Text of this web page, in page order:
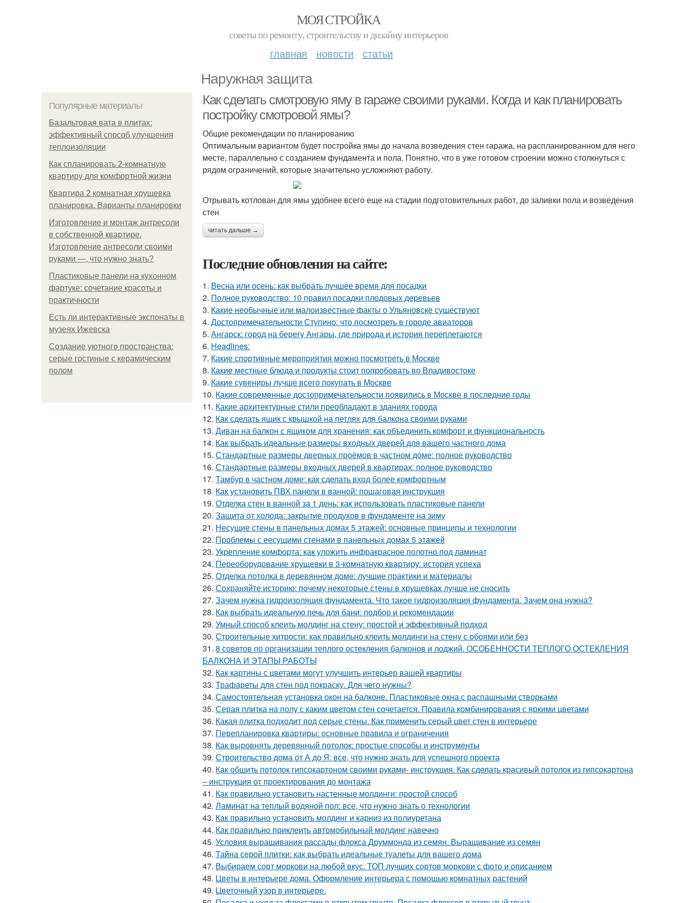
МОЯ СТРОЙКА
советы по ремонту, строительству и дизайну интерьеров
главная новости статьи
Наружная защита
Популярные материалы
Базальтовая вата в плитах:
эффективный способ улучшения
теплоизоляции
Как спланировать 2-комнатную
квартиру для комфортной жизни
Квартира 2 комнатная хрущевка
планировка. Варианты планировки
Изготовление и монтаж антресоли
в собственной квартире.
Изготовление антресоли своими
руками —, что нужно знать?
Пластиковые панели на кухонном
фартуке: сочетание красоты и
практичности
Есть ли интерактивные экспонаты в
музеях Ижевска
Создание уютного пространства:
серые гостиные с керамическим
полом
Как сделать смотровую яму в гараже своими руками. Когда и как планировать
постройку смотровой ямы?
Общие рекомендации по планированию
Оптимальным вариантом будет постройка ямы до начала возведения стен гаража, на распланированном для него
месте, параллельно с созданием фундамента и пола. Понятно, что в уже готовом строении можно столкнуться с
рядом ограничений, которые значительно усложняют работу.
Отрывать котлован для ямы удобнее всего еще на стадии подготовительных работ, до заливки пола и возведения
стен
читать дальше →
Последние обновления на сайте:
1. Весна или осень: как выбрать лучшее время для посадки
2. Полное руководство: 10 правил посадки плодовых деревьев
3. Какие необычные или малоизвестные факты о Ульяновске существуют
4. Достопримечательности Ступино: что посмотреть в городе авиаторов
5. Ангарск: город на берегу Ангары, где природа и история переплетаются
6. Headlines:
7. Какие спортивные мероприятия можно посмотреть в Москве
8. Какие местные блюда и продукты стоит попробовать во Владивостоке
9. Какие сувениры лучше всего покупать в Москве
10. Какие современные достопримечательности появились в Москве в последние годы
11. Какие архитектурные стили преобладают в зданиях города
12. Как сделать ящик с крышкой на петлях для балкона своими руками
13. Диван на балкон с ящиком для хранения: как объединить комфорт и функциональность
14. Как выбрать идеальные размеры входных дверей для вашего частного дома
15. Стандартные размеры дверных проёмов в частном доме: полное руководство
16. Стандартные размеры входных дверей в квартирах: полное руководство
17. Тамбур в частном доме: как сделать вход более комфортным
18. Как установить ПВХ панели в ванной: пошаговая инструкция
19. Отделка стен в ванной за 1 день: как использовать пластиковые панели
20. Защита от холода: закрытие продухов в фундаменте на зиму
21. Несущие стены в панельных домах 5 этажей: основные принципы и технологии
22. Проблемы с еесущими стенами в панельных домах 5 этажей
23. Укрепление комфорта: как уложить инфракрасное полотно под ламинат
24. Переоборудование хрущевки в 3-комнатную квартиру: история успеха
25. Отделка потолка в деревянном доме: лучшие практики и материалы
26. Сохраняйте историю: почему некоторые стены в хрущевках лучше не сносить
27. Зачем нужна гидроизоляция фундамента. Что такое гидроизоляция фундамента. Зачем она нужна?
28. Как выбрать идеальную печь для бани: подбор и рекомендации
29. Умный способ клеить молдинг на стену: простой и эффективный подход
30. Строительные хитрости: как правильно клеить молдинги на стену с обоями или без
31. 8 советов по организации теплого остекления балконов и лоджий. ОСОБЕННОСТИ ТЕПЛОГО ОСТЕКЛЕНИЯ
БАЛКОНА И ЭТАПЫ РАБОТЫ
32. Как картины с цветами могут улучшить интерьер вашей квартиры
33. Трафареты для стен под покраску. Для чего нужны?
34. Самостоятельная установка окон на балконе. Пластиковые окна с распашными створками
35. Серая плитка на полу с каким цветом стен сочетается. Правила комбинирования с яркими цветами
36. Какая плитка подходит под серые стены. Как применить серый цвет стен в интерьере
37. Перепланировка квартиры: основные правила и ограничения
38. Как выровнять деревянный потолок: простые способы и инструменты
39. Строительство дома от А до Я: все, что нужно знать для успешного проекта
40. Как обшить потолок гипсокартоном своими руками- инструкция. Как сделать красивый потолок из гипсокартона
– инструкция от проектирования до монтажа
41. Как правильно установить настенные молдинги: простой способ
42. Ламинат на теплый водяной пол: все, что нужно знать о технологии
43. Как правильно установить молдинг и карниз из полиуретана
44. Как правильно приклеить автомобильный молдинг навечно
45. Условия выращивания рассады флокса Друммонда из семян. Выращивание из семян
46. Тайна серой плитки: как выбрать идеальные туалеты для вашего дома
47. Выбираем сорт моркови на любой вкус. ТОП лучших сортов моркови с фото и описанием
48. Цветы в интерьере дома. Оформление интерьера с помощью комнатных растений
49. Цветочный узор в интерьере.